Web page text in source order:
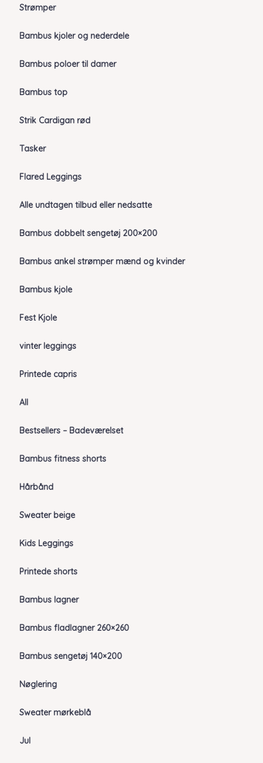
Strømper
Bambus kjoler og nederdele
Bambus poloer til damer
Bambus top
Strik Cardigan rød
Tasker
Flared Leggings
Alle undtagen tilbud eller nedsatte
Bambus dobbelt sengetøj 200×200
Bambus ankel strømper mænd og kvinder
Bambus kjole
Fest Kjole
vinter leggings
Printede capris
All
Bestsellers – Badeværelset
Bambus fitness shorts
Hårbånd
Sweater beige
Kids Leggings
Printede shorts
Bambus lagner
Bambus fladlagner 260×260
Bambus sengetøj 140×200
Nøglering
Sweater mørkeblå
Jul